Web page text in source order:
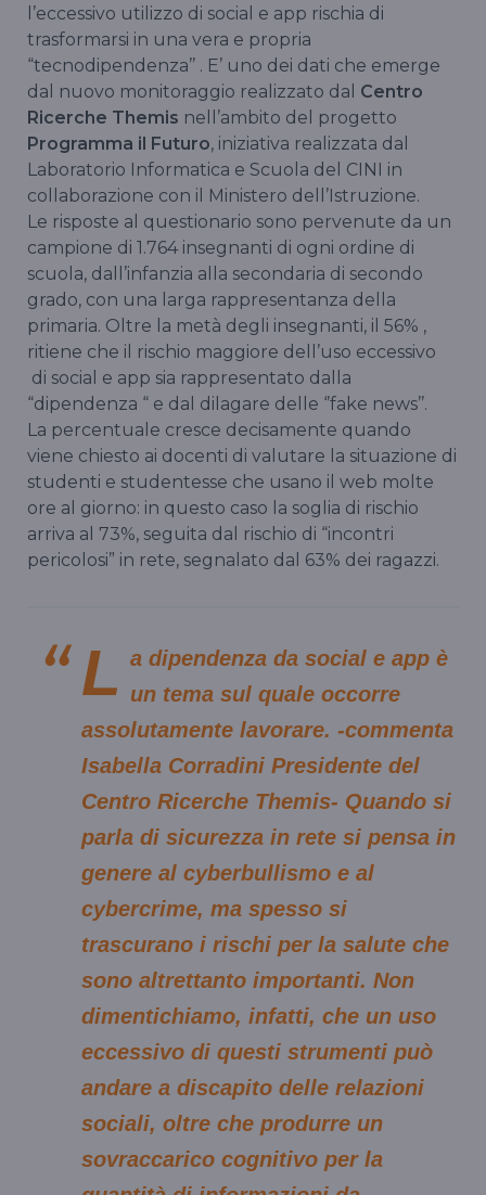
l’eccessivo utilizzo di social e app rischia di
trasformarsi in una vera e propria
“tecnodipendenza’’ . E’ uno dei dati che emerge
dal nuovo monitoraggio realizzato dal Centro
Ricerche Themis nell’ambito del progetto
Programma il Futuro, iniziativa realizzata dal
Laboratorio Informatica e Scuola del CINI in
collaborazione con il Ministero dell’Istruzione.
Le risposte al questionario sono pervenute da un
campione di 1.764 insegnanti di ogni ordine di
scuola, dall’infanzia alla secondaria di secondo
grado, con una larga rappresentanza della
primaria. Oltre la metà degli insegnanti, il 56% ,
ritiene che il rischio maggiore dell’uso eccessivo
di social e app sia rappresentato dalla
“dipendenza “ e dal dilagare delle ‘’fake news’’.
La percentuale cresce decisamente quando
viene chiesto ai docenti di valutare la situazione di
studenti e studentesse che usano il web molte
ore al giorno: in questo caso la soglia di rischio
arriva al 73%, seguita dal rischio di “incontri
pericolosi” in rete, segnalato dal 63% dei ragazzi.
L a dipendenza da social e app è
un tema sul quale occorre
assolutamente lavorare. -commenta
Isabella Corradini Presidente del
Centro Ricerche Themis- Quando si
parla di sicurezza in rete si pensa in
genere al cyberbullismo e al
cybercrime, ma spesso si
trascurano i rischi per la salute che
sono altrettanto importanti. Non
dimentichiamo, infatti, che un uso
eccessivo di questi strumenti può
andare a discapito delle relazioni
sociali, oltre che produrre un
sovraccarico cognitivo per la